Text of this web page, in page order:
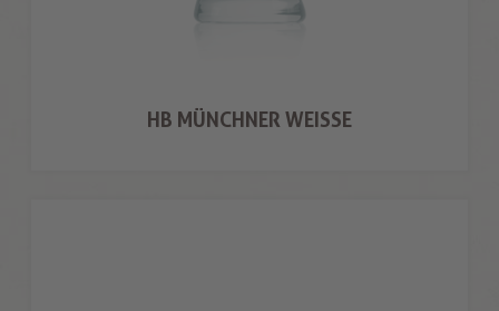
HB MÜNCHNER WEISSE